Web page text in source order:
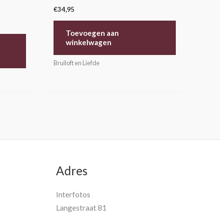
€34,95
Toevoegen aan
winkelwagen
Bruiloft en Liefde
Adres
Interfotos
Langestraat 81